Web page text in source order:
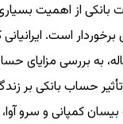
بانکی از اهمیت
است.
به بررسی مزایای
و تأثیر حساب بانکی
بیسان کمپانی و سرو